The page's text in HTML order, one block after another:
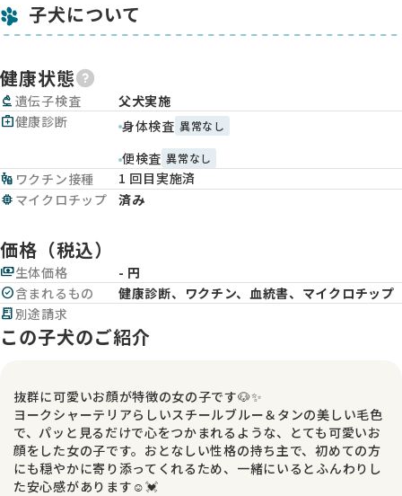
子犬について
健康状態
biotech 遺伝子検査
父犬実施
medical_services健康診断 身体検査 異常なし
便検査 異常なし
vaccines ワクチン接種
1 回目実施済
memory マイクロチップ 済み
価格（税込）
payments生体価格
- 円
check_circle含まれるもの
健康診断、ワクチン、血統書、マイクロチップ
receipt_long別途請求
この子犬のご紹介
抜群に可愛いお顔が特徴の女の子です🐶✨
ヨークシャーテリアらしいスチールブルー＆タンの美しい毛色
で、パッと見るだけで心をつかまれるような、とても可愛いお
顔をした女の子です。おとなしい性格の持ち主で、初めての方
にも穏やかに寄り添ってくれるため、一緒にいるとふんわりし
た安心感があります☺️💓